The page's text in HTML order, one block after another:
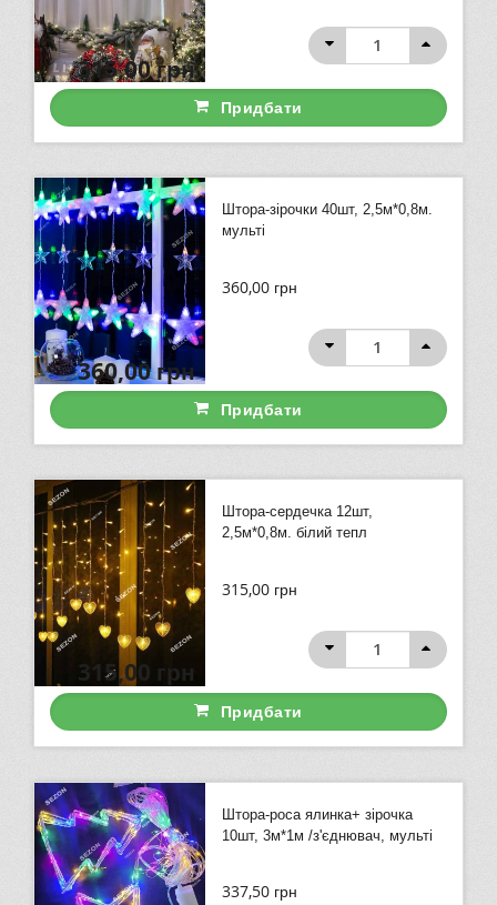
315,00грн
Придбати
Штора-зірочки 40шт, 2,5м*0,8м.
мульті
360,00 грн
360,00грн
Придбати
Штора-сердечка 12шт,
2,5м*0,8м. білий тепл
315,00 грн
315,00 грн
Придбати
Штора-роса ялинка+ зірочка
10шт, 3м*1м /з'єднювач, мульті
337,50 грн